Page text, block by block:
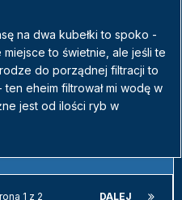
na dwa kubełki to spoko -
to świetnie, ale jeśli te
do porządnej filtracji to
eheim filtrował mi wodę w
jest od ilości ryb w
DALEJ
1 z 2